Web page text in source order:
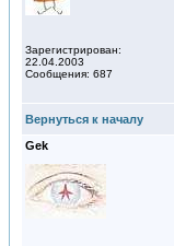
Зарегистрирован:
22.04.2003
Сообщения: 687
Вернуться к началу
Gek